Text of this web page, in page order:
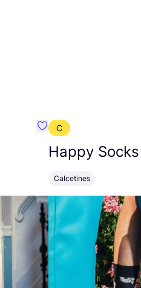
Favoritos {nombre}
C
Happy Socks
Calcetines